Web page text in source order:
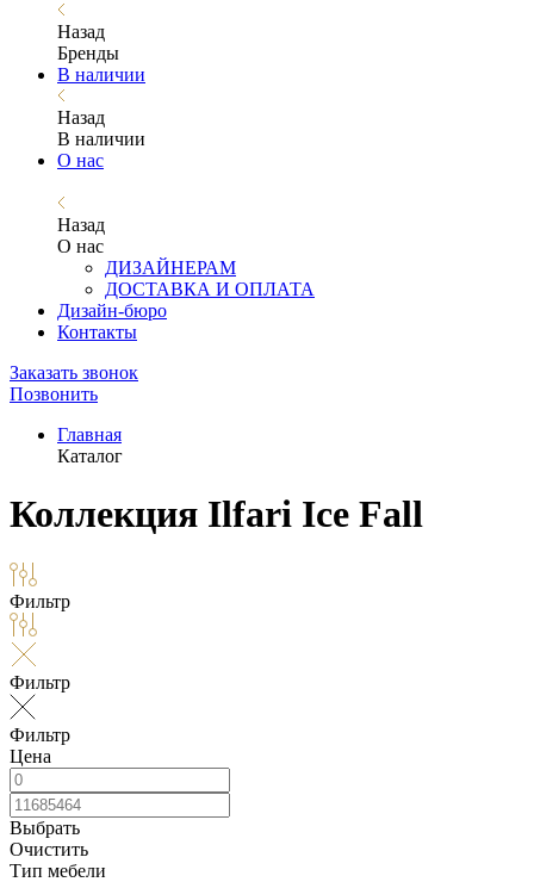
Назад
Бренды
В наличии
Назад
В наличии
О нас
Назад
О нас
ДИЗАЙНЕРАМ
ДОСТАВКА И ОПЛАТА
Дизайн-бюро
Контакты
Заказать звонок
Позвонить
Главная
Каталог
Коллекция Ilfari Ice Fall
Фильтр
Фильтр
Фильтр
Цена
Выбрать
Очистить
Тип мебели